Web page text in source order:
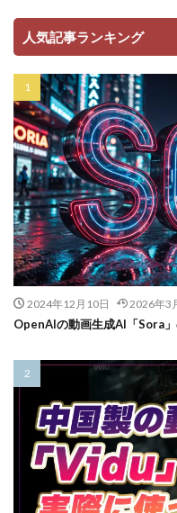
人気記事ランキング
2024年12月10日 2026年3
OpenAIの動画生成AI「Sora